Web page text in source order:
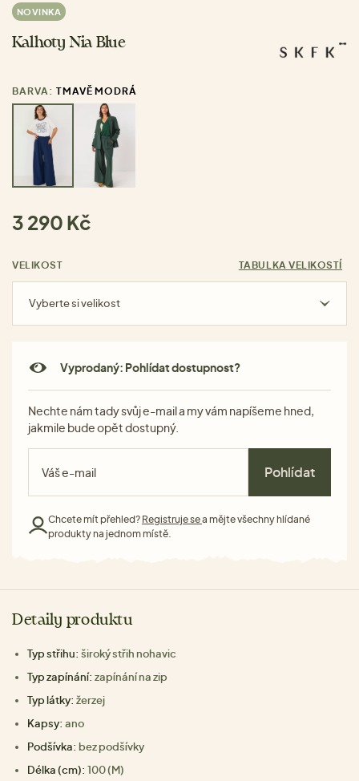
NOVINKA
Kalhoty Nia Blue
BARVA: TMAVĚ MODRÁ
3 290 Kč
VELIKOST TABULKA VELIKOSTÍ
Vyberte si velikost
Vyprodaný: Pohlídat dostupnost?
Nechte nám tady svůj e-mail a my vám napíšeme hned,
jakmile bude opět dostupný.
Pohlídat
Chcete mít přehled? Registruje sea mějte všechny hlídané
produkty na jednom místě.
Detaily produktu
Typ střihu: široký střih nohavic
Typ zapínání: zapínání na zip
Typ látky: žerzej
Kapsy: ano
Podšívka: bez podšívky
Délka (cm): 100 (M)